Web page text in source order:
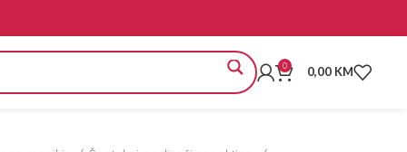
0 0,00 KM